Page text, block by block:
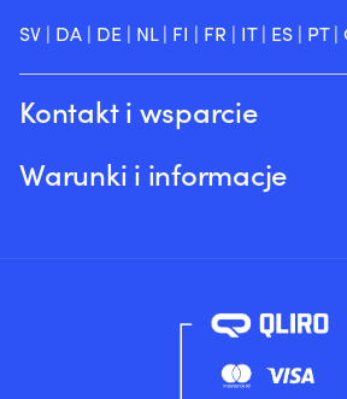
SV | DA | DE | NL| FI | FR | IT| ES | PT|
Kontakt i wsparcie
Wyślij nam e-mail na adres
Warunki i informacje
Zwroty i refundacje
Warunki sprzedaży